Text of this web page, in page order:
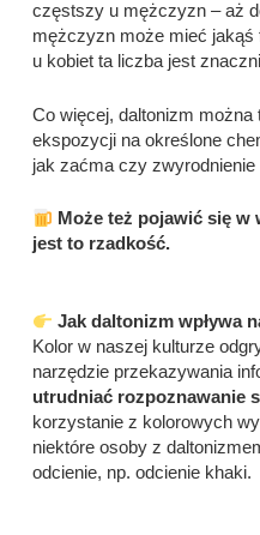
częstszy u mężczyzn – aż
mężczyzn może mieć jakąś
u kobiet ta liczba jest
Co więcej, daltonizm
ekspozycji na określone
jak zaćma czy zwyrodnienie
Może też pojawić się
jest to rzadkość.
Jak daltonizm wpływa
Kolor w naszej kulturze
narzędzie przekazywania
utrudniać rozpoznawanie
korzystanie z kolorowych
niektóre osoby z
odcienie, np. odcienie khaki.